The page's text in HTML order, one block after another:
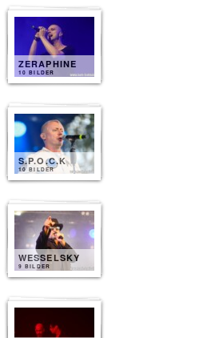
ZERAPHINE
10 BILDER
S.P.O.C.K
10 BILDER
WESSELSKY
9 BILDER